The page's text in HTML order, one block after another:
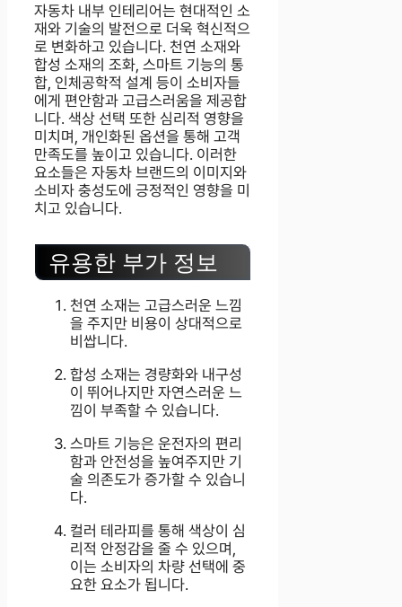
자동차 내부 인테리어는 현대적인 소
재와 기술의 발전으로 더욱 혁신적으
로 변화하고 있습니다. 천연 소재와
합성 소재의 조화, 스마트 기능의 통
합, 인체공학적 설계 등이 소비자들
에게 편안함과 고급스러움을 제공합
니다. 색상 선택 또한 심리적 영향을
미치며, 개인화된 옵션을 통해 고객
만족도를 높이고 있습니다. 이러한
요소들은 자동차 브랜드의 이미지와
소비자 충성도에 긍정적인 영향을 미
치고 있습니다.
유용한 부가 정보
천연 소재는 고급스러운 느낌
을 주지만 비용이 상대적으로
비쌉니다.
합성 소재는 경량화와 내구성
이 뛰어나지만 자연스러운 느
낌이 부족할 수 있습니다.
스마트 기능은 운전자의 편리
함과 안전성을 높여주지만 기
술 의존도가 증가할 수 있습니
다.
컬러 테라피를 통해 색상이 심
리적 안정감을 줄 수 있으며,
이는 소비자의 차량 선택에 중
요한 요소가 됩니다.